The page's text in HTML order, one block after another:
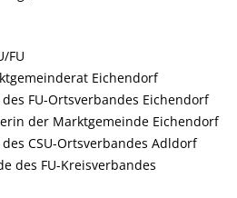
FU
Eichendorf
FU-Ortsverbandes Eichendorf
der Marktgemeinde Eichendorf
CSU-Ortsverbandes Adldorf
des FU-Kreisverbandes